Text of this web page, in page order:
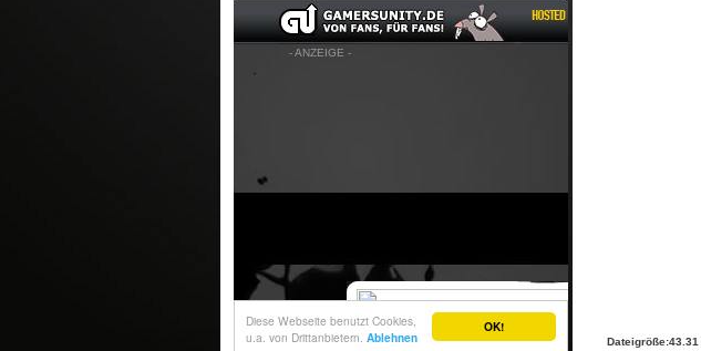
Dateigröße:43.31